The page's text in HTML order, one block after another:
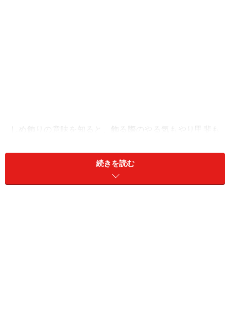
しめ飾りの意味を知ると、飾る際のやる気もやり甲斐も
り）の意味・由来や種類、飾り方、飾る期間や処分の仕
方などについて解説します。
続きを読む